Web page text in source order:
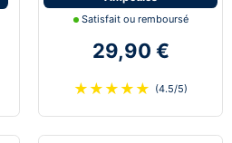
Satisfait ou remboursé
29,90 €
★ ★ ★ ★ ★ (4.5/5)